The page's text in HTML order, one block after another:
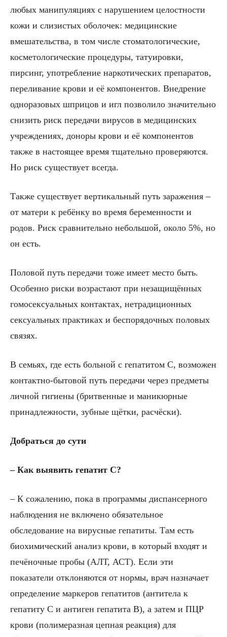
любых манипуляциях с нарушением целостности
кожи и слизистых оболочек: медицинские
вмешательства, в том числе стоматологические,
косметологические процедуры, татуировки,
пирсинг, употребление наркотических препаратов,
переливание крови и её компонентов. Внедрение
одноразовых шприцов и игл позволило значительно
снизить риск передачи вирусов в медицинских
учреждениях, доноры крови и её компонентов
также в настоящее время тщательно проверяются.
Но риск существует всегда.
Также существует вертикальный путь заражения –
от матери к ребёнку во время беременности и
родов. Риск сравнительно небольшой, около 5%, но
он есть.
Половой путь передачи тоже имеет место быть.
Особенно риски возрастают при незащищённых
гомосексуальных контактах, нетрадиционных
сексуальных практиках и беспорядочных половых
связях.
В семьях, где есть больной с гепатитом С, возможен
контактно-бытовой путь передачи через предметы
личной гигиены (бритвенные и маникюрные
принадлежности, зубные щётки, расчёски).
Добраться до сути
– Как выявить гепатит С?
– К сожалению, пока в программы диспансерного
наблюдения не включено обязательное
обследование на вирусные гепатиты. Там есть
биохимический анализ крови, в который входят и
печёночные пробы (АЛТ, АСТ). Если эти
показатели отклоняются от нормы, врач назначает
определение маркеров гепатитов (антитела к
гепатиту С и антиген гепатита В), а затем и ПЦР
крови (полимеразная цепная реакция) для